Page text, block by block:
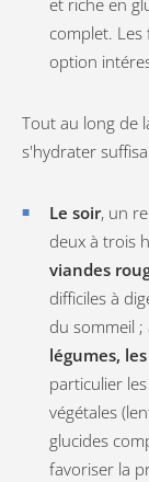
et riche en
complet.
option
Tout au long de
s'hydrater
Le soir, un
deux à trois
viandes
difficiles à
du sommeil ;
légumes,
particulier les
végétales
glucides
favoriser la